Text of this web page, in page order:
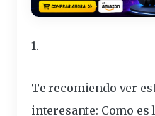
1.
Te recomiendo ver
interesante: Como es